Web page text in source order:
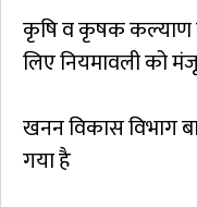
कृषि व कृषक कल्याण
लिए नियमावली को
खनन विकास विभाग
गया है